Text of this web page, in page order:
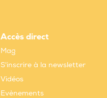
Accès direct
Mag
S'inscrire à la newsletter
Vidéos
Evènements